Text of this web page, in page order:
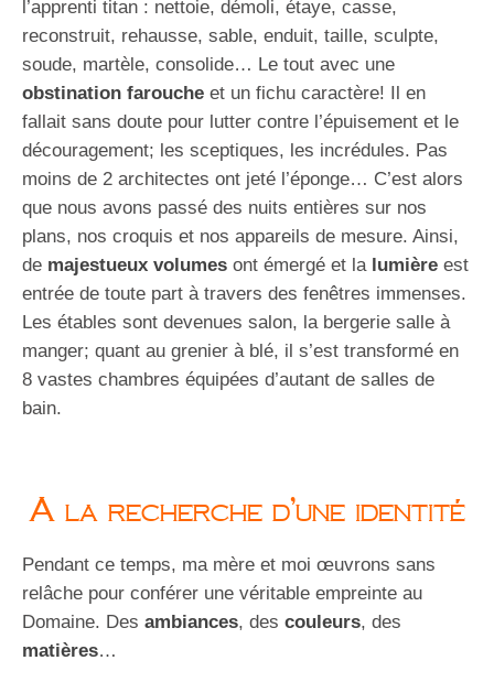
l’apprenti titan : nettoie, démoli, étaye, casse,
reconstruit, rehausse, sable, enduit, taille, sculpte,
soude, martèle, consolide… Le tout avec une
obstination farouche et un fichu caractère! Il en
fallait sans doute pour lutter contre l’épuisement et le
découragement; les sceptiques, les incrédules. Pas
moins de 2 architectes ont jeté l’éponge… C’est alors
que nous avons passé des nuits entières sur nos
plans, nos croquis et nos appareils de mesure. Ainsi,
de majestueux volumes ont émergé et la lumière est
entrée de toute part à travers des fenêtres immenses.
Les étables sont devenues salon, la bergerie salle à
manger; quant au grenier à blé, il s’est transformé en
8 vastes chambres équipées d’autant de salles de
bain.
A la recherche d’une identité
Pendant ce temps, ma mère et moi œuvrons sans
relâche pour conférer une véritable empreinte au
Domaine. Des ambiances, des couleurs, des
matières…